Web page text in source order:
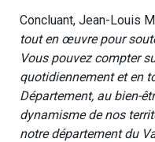
Concluant, Jean-Louis
tout en œuvre pour
Vous pouvez compter
quotidiennement et en
Département, au bien-
dynamisme de nos
notre département du